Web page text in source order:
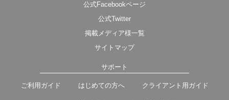
公式Facebookページ
公式Twitter
掲載メディア様一覧
サイトマップ
サポート
ご利用ガイド はじめての方へ クライアント用ガイド